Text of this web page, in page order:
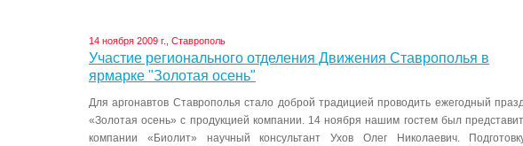
14 ноября 2009 г., Ставрополь
Участие регионального отделения Движения Ставрополья в
ярмарке "Золотая осень"
Для аргонавтов Ставрополья стало доброй традицией проводить ежегодный
«Золотая осень» с продукцией компании. 14 ноября нашим гостем был
компании «Биолит» научный консультант Ухов Олег Николаевич.